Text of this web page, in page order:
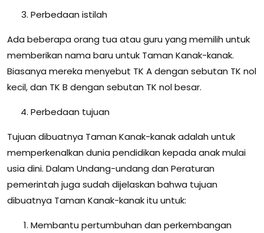
Perbedaan istilah
Ada beberapa orang tua atau guru yang memilih untuk
memberikan nama baru untuk Taman Kanak-kanak.
Biasanya mereka menyebut TK A dengan sebutan TK nol
kecil, dan TK B dengan sebutan TK nol besar.
Perbedaan tujuan
Tujuan dibuatnya Taman Kanak-kanak adalah untuk
memperkenalkan dunia pendidikan kepada anak mulai
usia dini. Dalam Undang-undang dan Peraturan
pemerintah juga sudah dijelaskan bahwa tujuan
dibuatnya Taman Kanak-kanak itu untuk:
Membantu pertumbuhan dan perkembangan